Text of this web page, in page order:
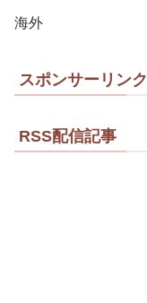
海外
スポンサーリンク
RSS配信記事